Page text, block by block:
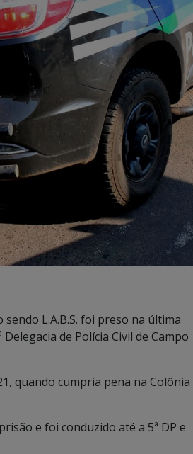
L.A.B.S. foi preso na última
de Polícia Civil de Campo
quando cumpria pena na Colônia
e foi conduzido até a 5ª DP e